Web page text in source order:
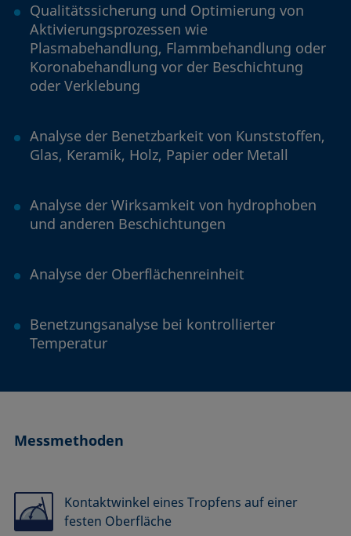
Qualitätssicherung und Optimierung von
Aktivierungsprozessen wie
Plasmabehandlung, Flammbehandlung oder
Koronabehandlung vor der Beschichtung
oder Verklebung
Analyse der Benetzbarkeit von Kunststoffen,
Glas, Keramik, Holz, Papier oder Metall
Analyse der Wirksamkeit von hydrophoben
und anderen Beschichtungen
Analyse der Oberflächenreinheit
Benetzungsanalyse bei kontrollierter
Temperatur
Messmethoden
Kontaktwinkel eines Tropfens auf einer
festen Oberfläche